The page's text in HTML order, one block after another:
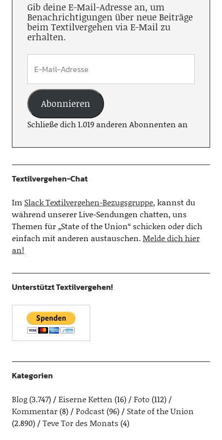
Gib deine E-Mail-Adresse an, um
Benachrichtigungen über neue Beiträge
beim Textilvergehen via E-Mail zu
erhalten.
Abonnieren
Schließe dich 1.019 anderen Abonnenten an
Textilvergehen-Chat
Im Slack Textilvergehen-Bezugsgruppe, kannst du
während unserer Live-Sendungen chatten, uns
Themen für „State of the Union“ schicken oder dich
einfach mit anderen austauschen.Melde dich hier
an!
Unterstützt Textilvergehen!
Kategorien
Blog(3.747) Eiserne Ketten (16) Foto (112)
Kommentar(8) Podcast(96)
State of the Union
(2.890)
Teve Tor des Monats (4)